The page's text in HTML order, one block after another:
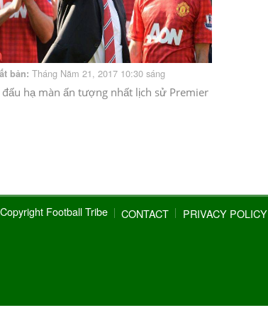
bản: Tháng Năm 21, 2017 10:30 sáng
hạ màn ấn tượng nhất lịch sử Premier
Football Tribe CONTACT PRIVACY POLICY